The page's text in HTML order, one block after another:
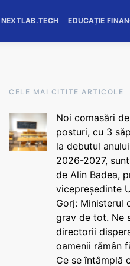
NEXTLAB.TECH EDUCAȚIE
CELE MAI CITITE ARTICOLE
Noi comasări
posturi, cu 3
la debutul
2026-2027,
de Alin Badea,
vicepreședinte
Gorj: Ministerul
grav de tot. Ne
directorii
oamenii rămân
Ce se întâmplă